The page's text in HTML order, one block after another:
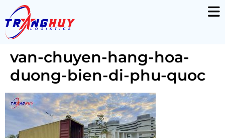
van-chuyen-hang-hoa-
duong-bien-di-phu-quoc